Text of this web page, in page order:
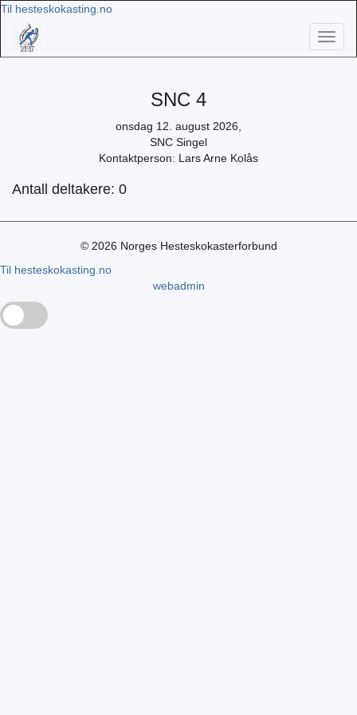
Til hesteskokasting.no
SNC 4
onsdag 12. august 2026,
SNC Singel
Kontaktperson: Lars Arne Kolås
Antall deltakere: 0
© 2026 Norges Hesteskokasterforbund
Til hesteskokasting.no
webadmin